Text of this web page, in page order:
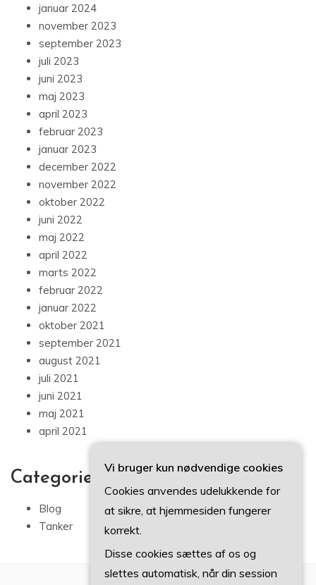
januar 2024
november 2023
september 2023
juli 2023
juni 2023
maj 2023
april 2023
februar 2023
januar 2023
december 2022
november 2022
oktober 2022
juni 2022
maj 2022
april 2022
marts 2022
februar 2022
januar 2022
oktober 2021
september 2021
august 2021
juli 2021
juni 2021
maj 2021
april 2021
Categories
Blog
Tanker
Vi bruger kun nødvendige cookies
Cookies anvendes udelukkende for
at sikre, at hjemmesiden fungerer
korrekt.
Disse cookies sættes af os og
slettes automatisk, når din session